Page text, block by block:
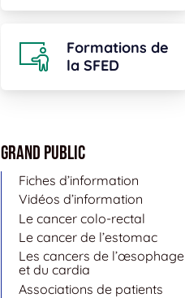
Formations de
la SFED
Grand public
Fiches d’information
Vidéos d’information
Le cancer colo-rectal
Le cancer de l’estomac
Les cancers de l’œsophage
et du cardia
Associations de patients